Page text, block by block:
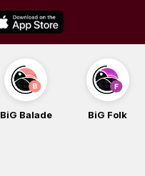
BiG Balade BiG Folk